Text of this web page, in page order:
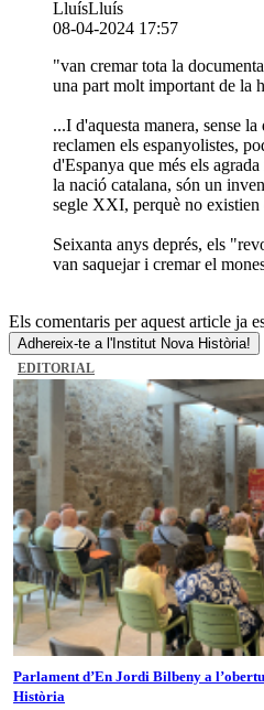
LluísLluís
08-04-2024 17:57
"van cremar tota la
una part molt important de la
...I d'aquesta manera, sense
reclamen els espanyolistes,
d'Espanya que més els
la nació catalana, són un
segle XXI, perquè no existien
Seixanta anys deprés, els
van saquejar i cremar el
Els comentaris per aquest article ja
Adhereix-te a l'Institut Nova Història!
EDITORIAL
Parlament d’En Jordi Bilbeny a
Història